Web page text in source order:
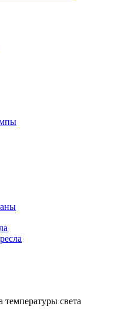
температуры света